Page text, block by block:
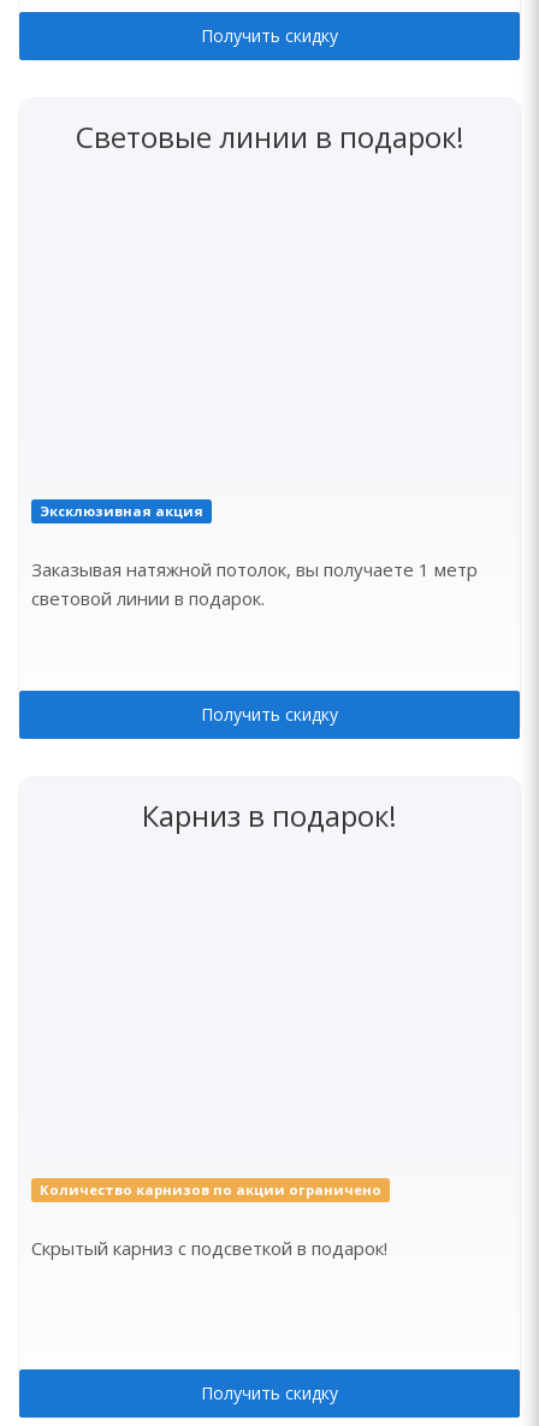
Получить скидку
Световые линии в подарок!
Эксклюзивная акция
Заказывая натяжной потолок, вы получаете 1 метр
световой линии в подарок.
Получить скидку
Карниз в подарок!
Количество карнизов по акции ограничено
Скрытый карниз с подсветкой в подарок!
Получить скидку